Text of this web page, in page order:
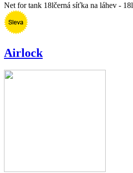
Net for tank 18lčerná síťka na láhev - 18l
Airlock